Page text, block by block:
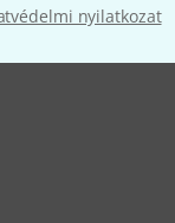
nyilatkozat